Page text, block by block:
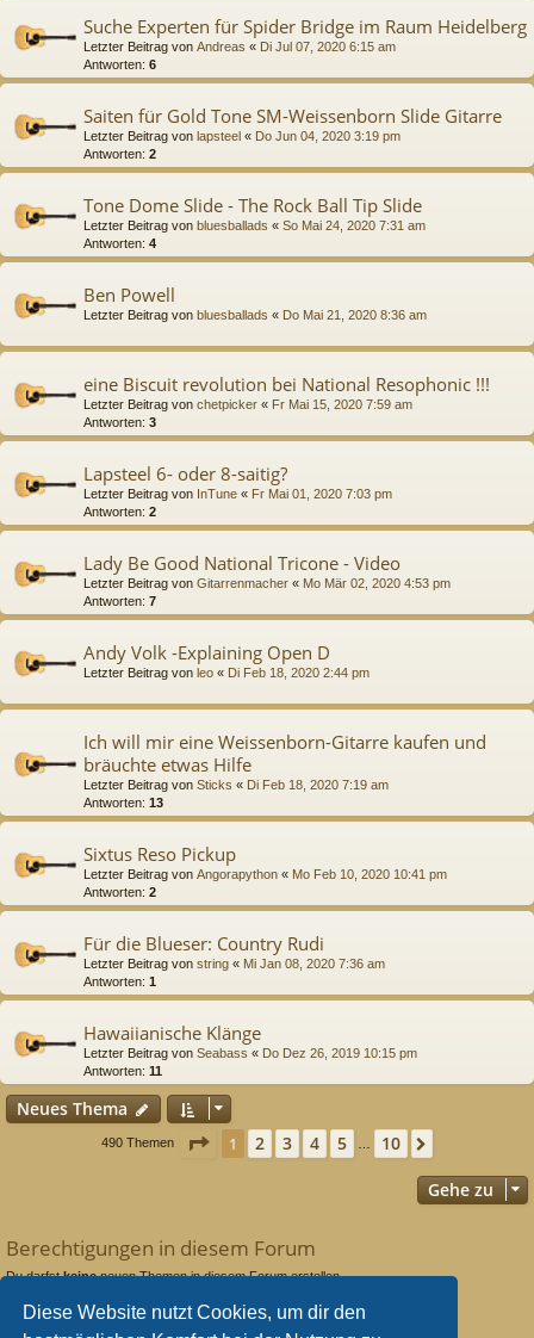
Diese Website nutzt Cookies, um dir den
Suche Experten für Spider Bridge im Raum Heidelberg
Letzter Beitrag von Andreas « Di Jul 07, 2020 6:15 am
Antworten: 6
Saiten für Gold Tone SM-Weissenborn Slide Gitarre
Letzter Beitrag von lapsteel « Do Jun 04, 2020 3:19 pm
Antworten: 2
Tone Dome Slide - The Rock Ball Tip Slide
Letzter Beitrag von bluesballads « So Mai 24, 2020 7:31 am
Antworten: 4
Ben Powell
Letzter Beitrag von bluesballads « Do Mai 21, 2020 8:36 am
eine Biscuit revolution bei National Resophonic !!!
Letzter Beitrag von chetpicker « Fr Mai 15, 2020 7:59 am
Antworten: 3
Lapsteel 6- oder 8-saitig?
Letzter Beitrag von InTune « Fr Mai 01, 2020 7:03 pm
Antworten: 2
Lady Be Good National Tricone - Video
Letzter Beitrag von Gitarrenmacher « Mo Mär 02, 2020 4:53 pm
Antworten: 7
Andy Volk -Explaining Open D
Letzter Beitrag von leo « Di Feb 18, 2020 2:44 pm
Ich will mir eine Weissenborn-Gitarre kaufen und
bräuchte etwas Hilfe
Letzter Beitrag von Sticks « Di Feb 18, 2020 7:19 am
Antworten: 13
Sixtus Reso Pickup
Letzter Beitrag von Angorapython « Mo Feb 10, 2020 10:41 pm
Antworten: 2
Für die Blueser: Country Rudi
Letzter Beitrag von string « Mi Jan 08, 2020 7:36 am
Antworten: 1
Hawaiianische Klänge
Letzter Beitrag von Seabass « Do Dez 26, 2019 10:15 pm
Antworten: 11
Neues Thema
490 Themen Seite1 von 10
1 2 3 4 5 10
Gehe zu
Berechtigungen in diesem Forum
Du darfstkeineneuen Themen in diesem Forum erstellen.
Du darfst deine Beiträge in diesem Forumnicht ändern.